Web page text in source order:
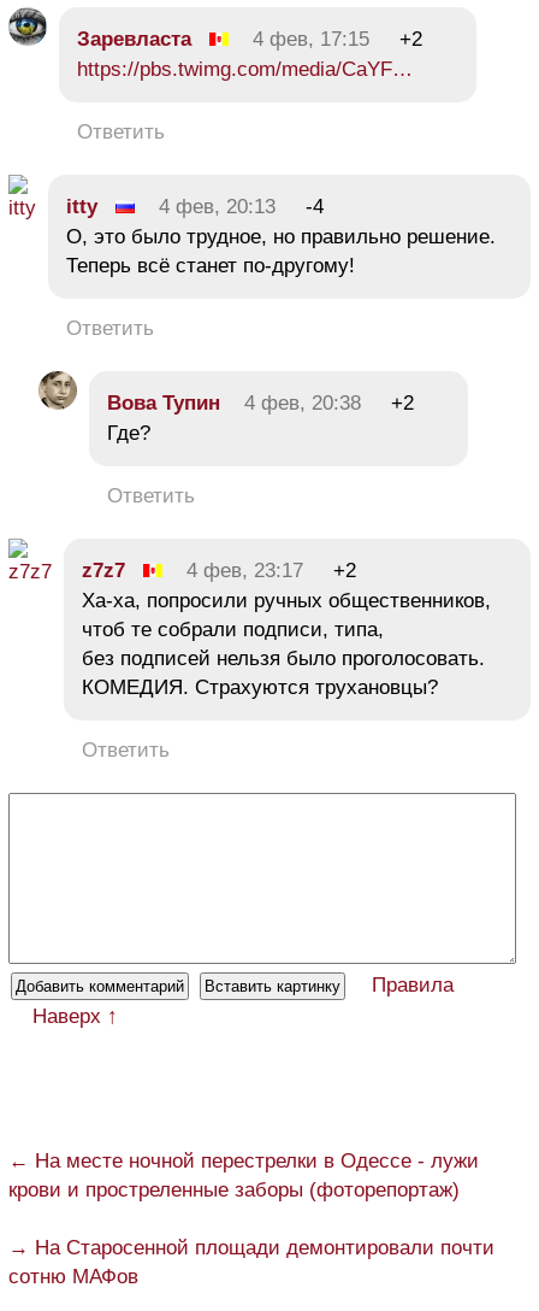
Заревласта 4 фев, 17:15
+2
https://pbs.twimg.com/media/CaYF…
Ответить
itty 4 фев, 20:13
-4
О, это было трудное, но правильно решение.
Теперь всё станет по-другому!
Ответить
Вова Тупин 4 фев, 20:38
+2
Где?
Ответить
z7z7 4 фев, 23:17
+2
Ха-ха, попросили ручных общественников,
чтоб те собрали подписи, типа,
без подписей нельзя было проголосовать.
КОМЕДИЯ. Страхуются трухановцы?
Ответить
Правила
Наверх ↑
← На месте ночной перестрелки в Одессе - лужи
крови и простреленные заборы (фоторепортаж)
→ На Старосенной площади демонтировали почти
сотню МАФов